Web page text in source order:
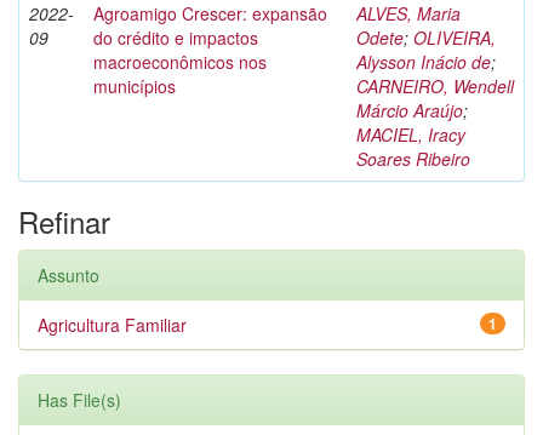
2022-
09
Agroamigo Crescer: expansão
do crédito e impactos
macroeconômicos nos
municípios
ALVES, Maria
Odete; OLIVEIRA,
Alysson Inácio de;
CARNEIRO, Wendell
Márcio Araújo;
MACIEL, Iracy
Soares Ribeiro
Refinar
Assunto
1
Agricultura Familiar
Has File(s)